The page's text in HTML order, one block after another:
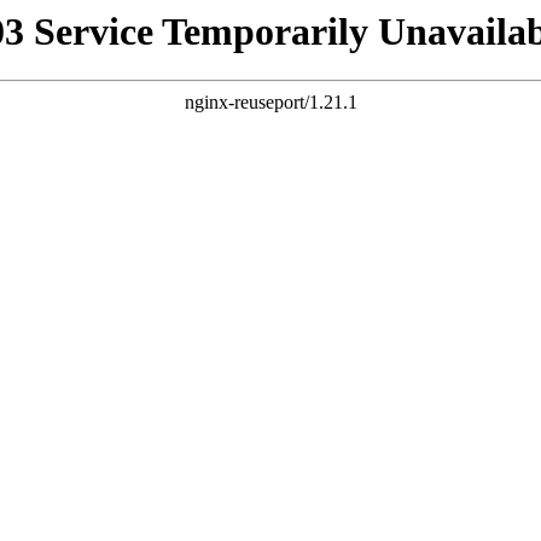
Service Temporarily
nginx-reuseport/1.21.1